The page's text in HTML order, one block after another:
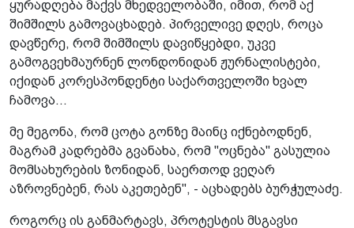
ყურადღება მაქვს მხედველობაში, იმით, რომ აქ
შიმშილს გამოვაცხადებ. პირველივე დღეს, როცა
დავწერე, რომ შიმშილს დავიწყებდი, უკვე
გამოგვეხმაურნენ ლონდონიდან ჟურნალისტები,
იქიდან კორესპონდენტი საქართველოში ხვალ
ჩამოვა...
მე მეგონა, რომ ცოტა გონზე მაინც იქნებოდნენ,
მაგრამ კადრებმა გვანახა, რომ "ოცნება" გასულია
მომსახურების ზონიდან, საერთოდ ვეღარ
აზროვნებენ, რას აკეთებენ", - აცხადებს ბურჭულაძე.
როგორც ის განმარტავს, პროტესტის მსგავსი